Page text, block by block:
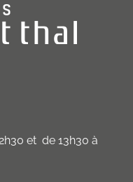
et de 13h30 à